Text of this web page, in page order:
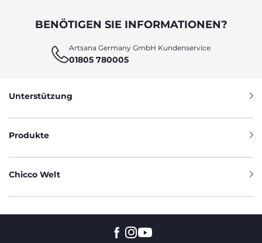
BENÖTIGEN SIE INFORMATIONEN?
Artsana Germany GmbH Kundenservice
01805 780005
Unterstützung
Produkte
Chicco Welt